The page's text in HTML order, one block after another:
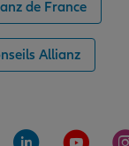
de France
Allianz
Facebook de
sur la page Twitter
Aller sur la page
Aller sur